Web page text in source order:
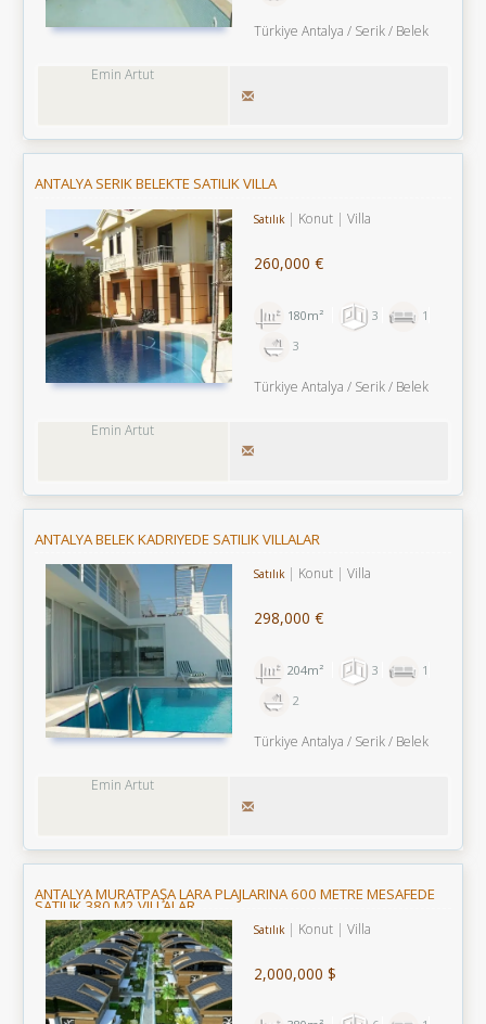
Türkiye Antalya / Serik/ Belek
Emin Artut
ANTALYA SERIK BELEKTE SATILIK VILLA
Satılık Konut Villa
260,000 €
180m² 3
1
3
Türkiye Antalya / Serik/ Belek
Emin Artut
ANTALYA BELEK KADRIYEDE SATILIK VILLALAR
Satılık Konut Villa
298,000 €
204m² 3
1
2
Türkiye Antalya / Serik/ Belek
Emin Artut
ANTALYA MURATPAŞA LARA PLAJLARINA 600 METRE MESAFEDE
SATILIK 380 M2 VILLALAR
Satılık Konut Villa
2,000,000 $